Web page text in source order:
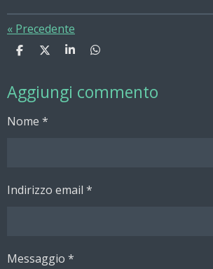
« Precedente
C
d
i
i
C
d
i
i
C
d
i
C
d
i
Aggiungi commento
Nome *
Indirizzo email *
Messaggio *